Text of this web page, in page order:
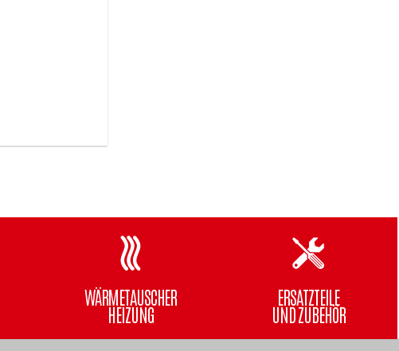
WÄRMETAUSCHER
HEIZUNG
ERSATZTEILE
UND ZUBEHÖR